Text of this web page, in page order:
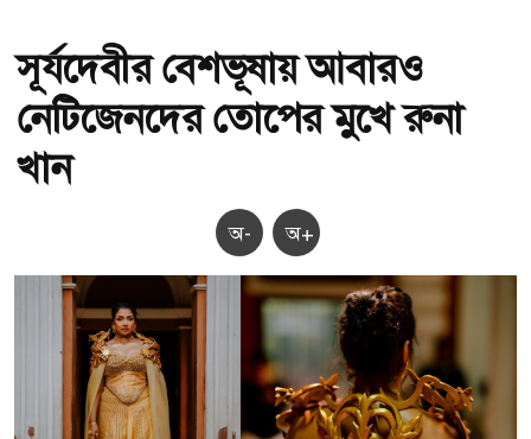
সূর্যদেবীর বেশভূষায় আবারও
নেটিজেনদের তোপের মুখে রুনা
খান
অ- অ+